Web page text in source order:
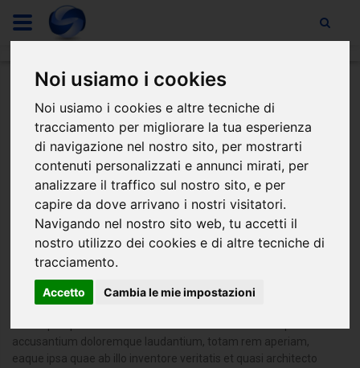
Noi usiamo i cookies
Noi usiamo i cookies e altre tecniche di
tracciamento per migliorare la tua esperienza
di navigazione nel nostro sito, per mostrarti
contenuti personalizzati e annunci mirati, per
analizzare il traffico sul nostro sito, e per
capire da dove arrivano i nostri visitatori.
Navigando nel nostro sito web, tu accetti il
nostro utilizzo dei cookies e di altre tecniche di
tracciamento.
Accetto Cambia le mie impostazioni
Spedizioni
PRODUCTS
Data: 11/01/2019 14:08
accusantium doloremque laudantium, totam rem aperiam,
eaque ipsa quae ab illo inventore veritatis et quasi architecto